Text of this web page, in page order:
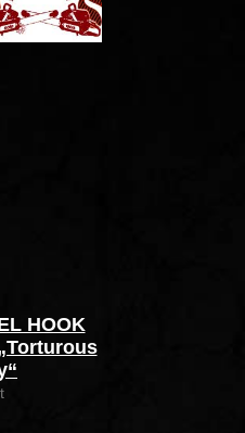
HOOK